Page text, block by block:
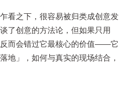
看之下，很容易被归类成创意发
了创意的方法论，但如果只用
反而会错过它最核心的价值——它
地」，如何与真实的现场结合，